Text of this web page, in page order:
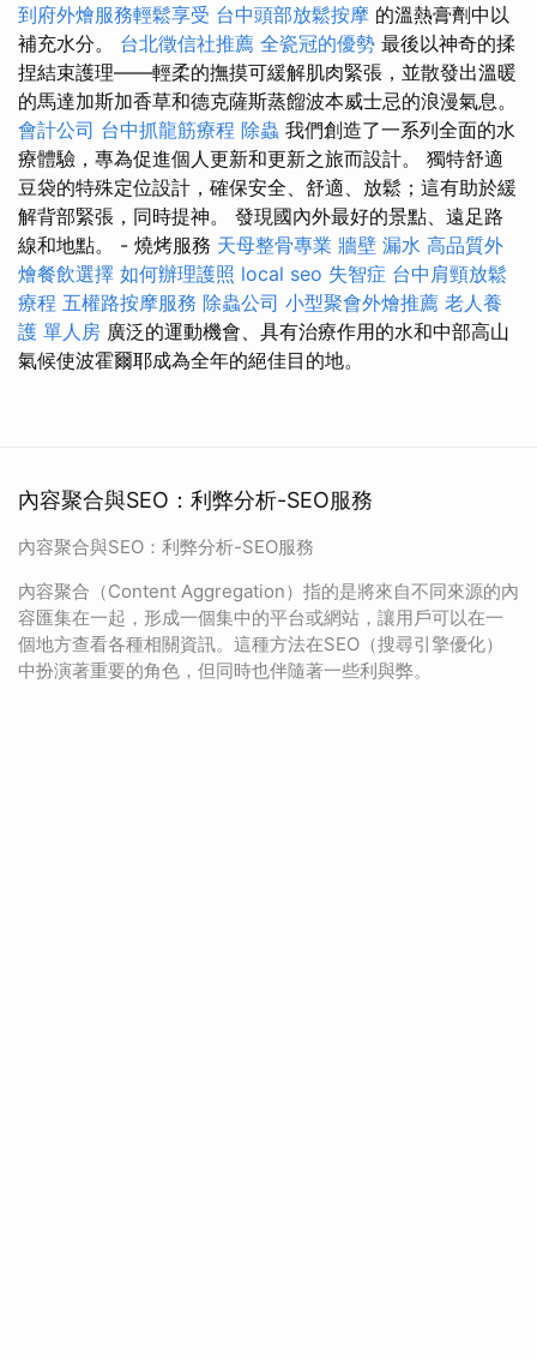
到府外燴服務輕鬆享受 台中頭部放鬆按摩 的溫熱膏劑中以
補充水分。 台北徵信社推薦 全瓷冠的優勢 最後以神奇的揉
捏結束護理——輕柔的撫摸可緩解肌肉緊張，並散發出溫暖
的馬達加斯加香草和德克薩斯蒸餾波本威士忌的浪漫氣息。
會計公司 台中抓龍筋療程 除蟲 我們創造了一系列全面的水
療體驗，專為促進個人更新和更新之旅而設計。 獨特舒適
豆袋的特殊定位設計，確保安全、舒適、放鬆；這有助於緩
解背部緊張，同時提神。 發現國內外最好的景點、遠足路
線和地點。 - 燒烤服務 天母整骨專業 牆壁 漏水 高品質外
燴餐飲選擇 如何辦理護照 local seo 失智症 台中肩頸放鬆
療程 五權路按摩服務 除蟲公司 小型聚會外燴推薦 老人養
護 單人房 廣泛的運動機會、具有治療作用的水和中部高山
氣候使波霍爾耶成為全年的絕佳目的地。
內容聚合與SEO：利弊分析-SEO服務
內容聚合與SEO：利弊分析-SEO服務
內容聚合（Content Aggregation）指的是將來自不同來源的內
容匯集在一起，形成一個集中的平台或網站，讓用戶可以在一
個地方查看各種相關資訊。這種方法在SEO（搜尋引擎優化）
中扮演著重要的角色，但同時也伴隨著一些利與弊。